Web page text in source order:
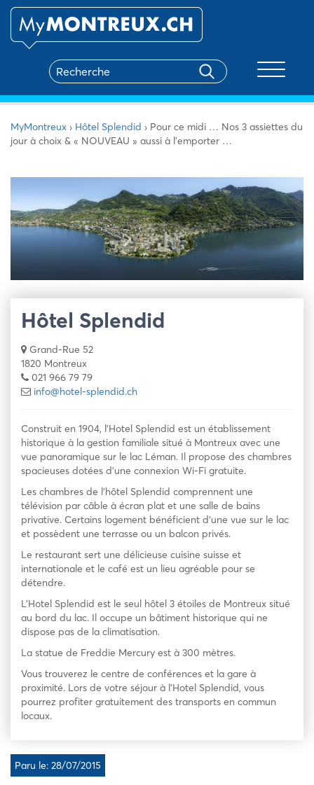
MyMontreux › Hôtel Splendid › Pour ce midi … Nos 3 assiettes du
jour à choix & « NOUVEAU » aussi à l’emporter …
Hôtel Splendid
Grand-Rue 52
1820 Montreux
021 966 79 79
info@hotel-splendid.ch
Construit en 1904, l’Hotel Splendid est un établissement
historique à la gestion familiale situé à Montreux avec une
vue panoramique sur le lac Léman. Il propose des chambres
spacieuses dotées d’une connexion Wi-Fi gratuite.
Les chambres de l’hôtel Splendid comprennent une
télévision par câble à écran plat et une salle de bains
privative. Certains logement bénéficient d’une vue sur le lac
et possèdent une terrasse ou un balcon privés.
Le restaurant sert une délicieuse cuisine suisse et
internationale et le café est un lieu agréable pour se
détendre.
L’Hotel Splendid est le seul hôtel 3 étoiles de Montreux situé
au bord du lac. Il occupe un bâtiment historique qui ne
dispose pas de la climatisation.
La statue de Freddie Mercury est à 300 mètres.
Vous trouverez le centre de conférences et la gare à
proximité. Lors de votre séjour à l’Hotel Splendid, vous
pourrez profiter gratuitement des transports en commun
locaux.
Paru le: 28/07/2015